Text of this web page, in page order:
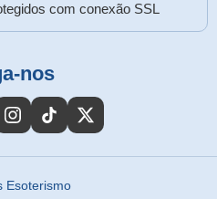
com conexão SSL
nos
Esoterismo